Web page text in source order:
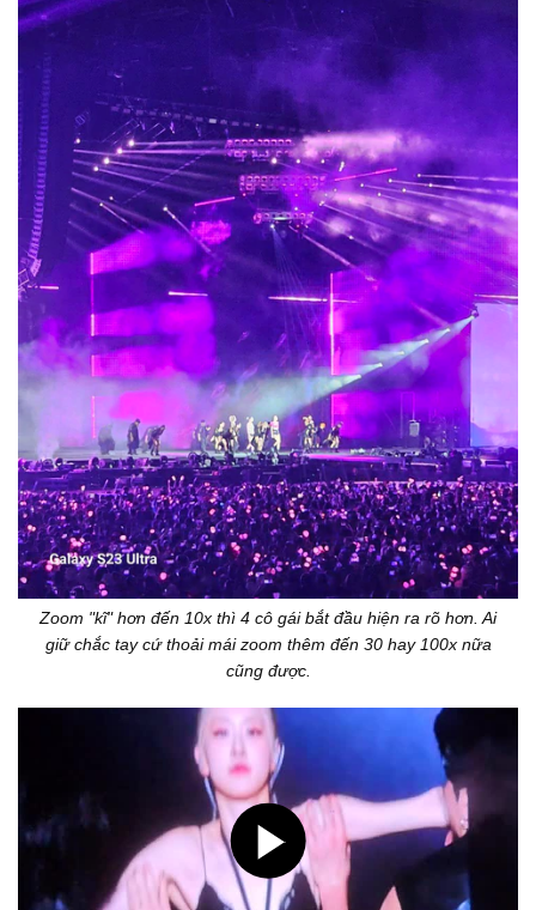
Zoom "kĩ" hơn đến 10x thì 4 cô gái bắt đầu hiện ra rõ hơn. Ai
giữ chắc tay cứ thoải mái zoom thêm đến 30 hay 100x nữa
cũng được.